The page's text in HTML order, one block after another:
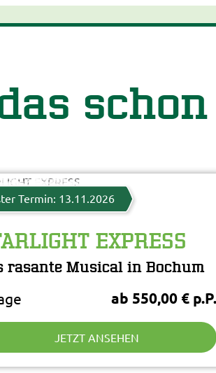
Termin: 13.11.2026
EXPRESS
rasante Musical in Bochum
ab 550,00 € p.P.
JETZT ANSEHEN